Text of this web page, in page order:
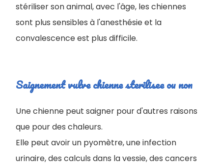
stériliser son animal, avec l'âge, les chiennes
sont plus sensibles à l'anesthésie et la
convalescence est plus difficile.
Saignement vulve chienne sterilisee ou non
Une chienne peut saigner pour d'autres raisons
que pour des chaleurs.
Elle peut avoir un pyomètre, une infection
urinaire, des calculs dans la vessie, des cancers